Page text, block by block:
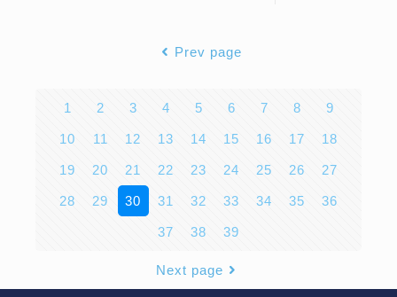
Prev page
1 2 3 4 5 6 7 8 9
10 11 12 13 14 15 16 17 18
19 20 21 22 23 24 25 26 27
28 29 30 31 32 33 34 35 36
37 38 39
Next page